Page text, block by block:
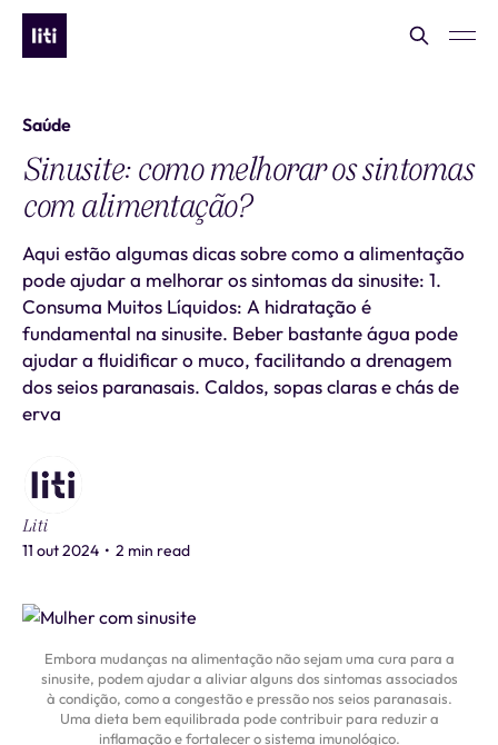
Saúde
Sinusite: como melhorar os sintomas
com alimentação?
Aqui estão algumas dicas sobre como a alimentação
pode ajudar a melhorar os sintomas da sinusite: 1.
Consuma Muitos Líquidos: A hidratação é
fundamental na sinusite. Beber bastante água pode
ajudar a fluidificar o muco, facilitando a drenagem
dos seios paranasais. Caldos, sopas claras e chás de
erva
Liti
11 out 2024 • 2 min read
Embora mudanças na alimentação não sejam uma cura para a
sinusite, podem ajudar a aliviar alguns dos sintomas associados
à condição, como a congestão e pressão nos seios paranasais.
Uma dieta bem equilibrada pode contribuir para reduzir a
inflamação e fortalecer o sistema imunológico.